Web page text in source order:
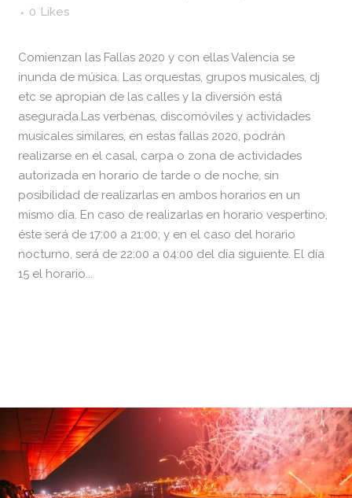
0 Likes
Comienzan las Fallas 2020 y con ellas Valencia se
inunda de música. Las orquestas, grupos musicales, dj
etc se apropian de las calles y la diversión está
asegurada.Las verbenas, discomóviles y actividades
musicales similares, en estas fallas 2020, podrán
realizarse en el casal, carpa o zona de actividades
autorizada en horario de tarde o de noche, sin
posibilidad de realizarlas en ambos horarios en un
mismo día. En caso de realizarlas en horario vespertino,
éste será de 17:00 a 21:00; y en el caso del horario
nocturno, será de 22:00 a 04:00 del día siguiente. El día
15 el horario...